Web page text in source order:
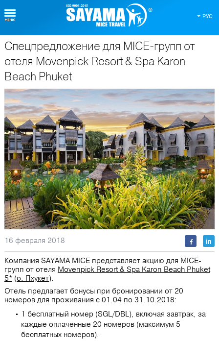
РУС
О Таиланде
Спецпредложение для MICE-групп от
отеля Movenpick Resort & Spa Karon
Beach Phuket
16 февраля 2018
Компания SAYAMA MICE представляет акцию для MICE-
групп от отеля Movenpick Resort & Spa Karon Beach Phuket
5* (о. Пхукет).
Отель предлагает бонусы при бронировании от 20
номеров для проживания с 01.04 по 31.10.2018:
1 бесплатный номер (SGL/DBL), включая завтрак, за
каждые оплаченные 20 номеров (максимум 5
бесплатных номеров).